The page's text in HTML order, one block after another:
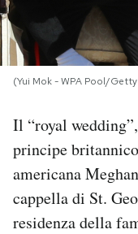
NEWSLETTER
SHOP
CALENDARIO
(Yui Mok - WPA Pool/
Il “royal
principe
americana
cappella di St.
residenza della